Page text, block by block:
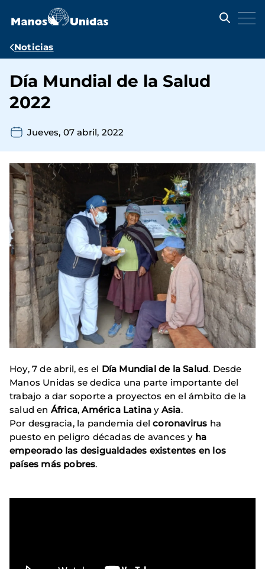
contenido
Ruta
navegación
Noticias
Día Mundial de la Salud
2022
Jueves, 07 abril, 2022
Hoy, 7 de abril, es el Día Mundial de la Salud. Desde
Manos Unidas se dedica una parte importante del
trabajo a dar soporte a proyectos en el ámbito de la
salud en África,América Latina y Asia.
Por desgracia, la pandemia delcoronavirus ha
puesto en peligro décadas de avances y ha
empeorado las desigualdades existentes en los
países más pobres.